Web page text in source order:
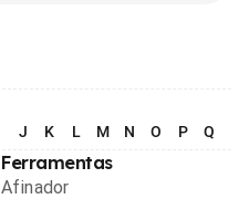
J K L M N O P Q
Ferramentas
Afinador